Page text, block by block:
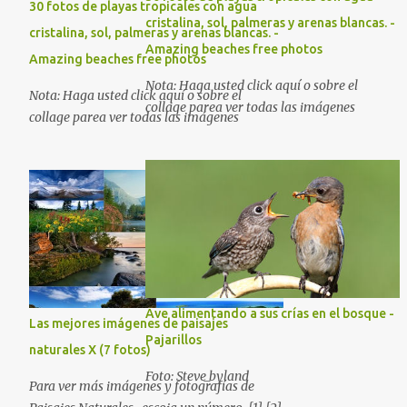
30 fotos de playas tropicales con agua
cristalina, sol, palmeras y arenas blancas. -
Amazing beaches free photos
Nota: Haga usted click aquí o sobre el
collage parea ver todas las imágenes
Las mejores imágenes de paisajes
naturales X (7 fotos)
Para ver más imágenes y fotografías de
cristalina, sol, palmeras y arenas blancas. -
Amazing beaches free photos
Nota: Haga usted click aquí o sobre el
collage parea ver todas las imágenes
Ave alimentando a sus crías en el bosque -
Pajarillos
Foto: Steve_byland